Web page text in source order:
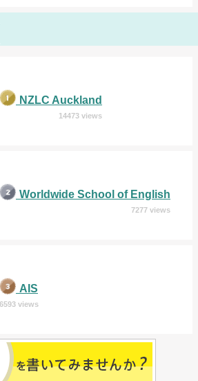
NZLC Auckland
14473 views
Worldwide School of English
7277 views
AIS
6593 views